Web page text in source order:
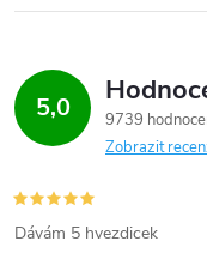
5,0
9739
Zobrazit
Dávám 5 hvezdicek